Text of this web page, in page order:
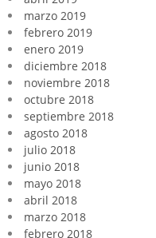
marzo 2019
febrero 2019
enero 2019
diciembre 2018
noviembre 2018
octubre 2018
septiembre 2018
agosto 2018
julio 2018
junio 2018
mayo 2018
abril 2018
marzo 2018
febrero 2018